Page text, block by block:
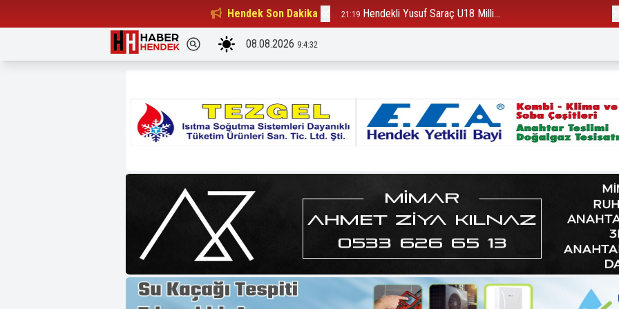
Hendek Son Dakika
Beşiktaşlılar Derneği Başkanı... 21:19 Hendekli Yusuf Saraç U18 Milli...
08.08.2026 9:4:33